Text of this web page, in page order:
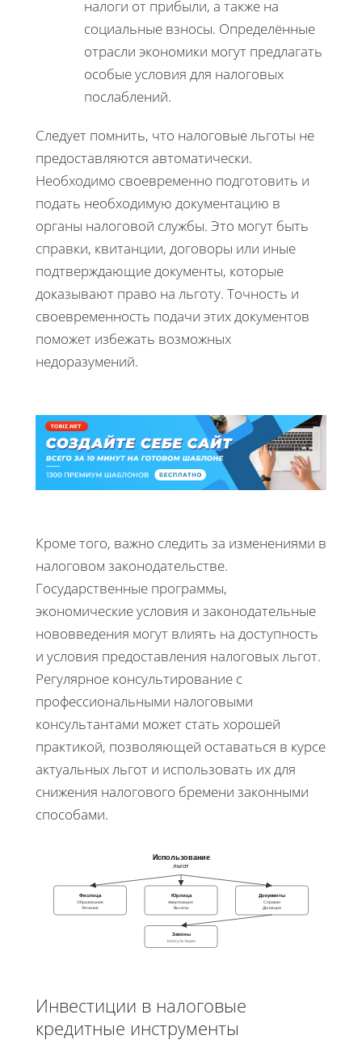
налоги от прибыли, а также на
социальные взносы. Определённые
отрасли экономики могут предлагать
особые условия для налоговых
послаблений.
Следует помнить, что налоговые льготы не
предоставляются автоматически.
Необходимо своевременно подготовить и
подать необходимую документацию в
органы налоговой службы. Это могут быть
справки, квитанции, договоры или иные
подтверждающие документы, которые
доказывают право на льготу. Точность и
своевременность подачи этих документов
поможет избежать возможных
недоразумений.
Кроме того, важно следить за изменениями в
налоговом законодательстве.
Государственные программы,
экономические условия и законодательные
нововведения могут влиять на доступность
и условия предоставления налоговых льгот.
Регулярное консультирование с
профессиональными налоговыми
консультантами может стать хорошей
практикой, позволяющей оставаться в курсе
актуальных льгот и использовать их для
снижения налогового бремени законными
способами.
Использование
льгот
Физлица
Образование
Лечение
Юрлица
Амортизация
Вычеты
Документы
Справки
Договора
Законы
Консультации
Инвестиции в налоговые
кредитные инструменты